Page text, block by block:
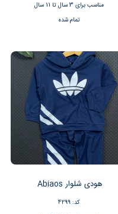
مناسب برای 3 سال تا 11 سال
تمام شده
هودی شلوار Abiaos
کد: 4299